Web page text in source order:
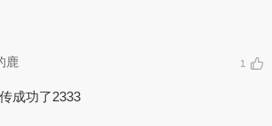
鹿 1
成功了2333